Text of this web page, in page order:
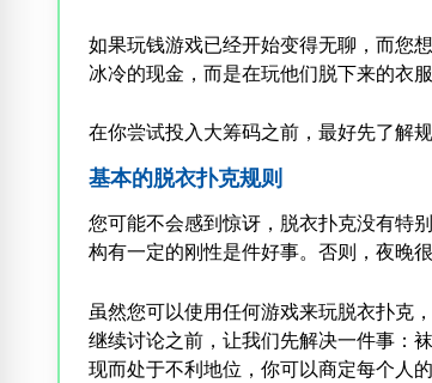
如果玩钱游戏已经开始变得无聊，而您
冰冷的现金，而是在玩他们脱下来的衣
在你尝试投入大筹码之前，最好先了解
基本的脱衣扑克规则
您可能不会感到惊讶，脱衣扑克没有特
构有一定的刚性是件好事。否则，夜晚
虽然您可以使用任何游戏来玩脱衣扑克
继续讨论之前，让我们先解决一件事：
现而处于不利地位，你可以商定每个人的